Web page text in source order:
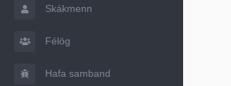
Skákmenn
Félög
Hafa samband